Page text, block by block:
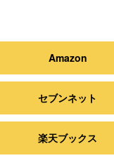
Amazon
セブンネット
楽天ブックス